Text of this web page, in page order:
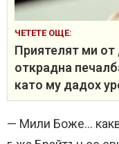
ЧЕТЕТЕ ОЩЕ:
Приятелят ми
открадна
като му дадох
— Мили Боже…